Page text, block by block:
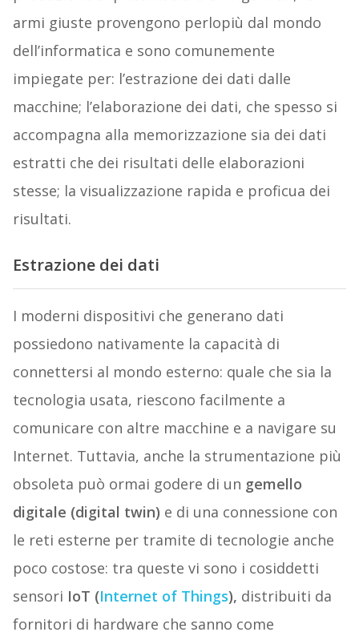
armi giuste provengono perlopiù dal mondo
dell’informatica e sono comunemente
impiegate per: l’estrazione dei dati dalle
macchine; l’elaborazione dei dati, che spesso si
accompagna alla memorizzazione sia dei dati
estratti che dei risultati delle elaborazioni
stesse; la visualizzazione rapida e proficua dei
risultati.
Estrazione dei dati
I moderni dispositivi che generano dati
possiedono nativamente la capacità di
connettersi al mondo esterno: quale che sia la
tecnologia usata, riescono facilmente a
comunicare con altre macchine e a navigare su
Internet. Tuttavia, anche la strumentazione più
obsoleta può ormai godere di un gemello
digitale (digital twin) e di una connessione con
le reti esterne per tramite di tecnologie anche
poco costose: tra queste vi sono i cosiddetti
sensori IoT (Internet of Things), distribuiti da
fornitori di hardware che sanno come